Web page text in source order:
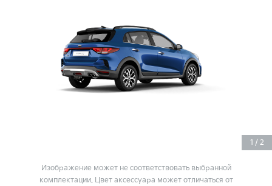
1 / 2
Изображение может не соответствовать выбранной
комплектации. Цвет аксессуара может отличаться от